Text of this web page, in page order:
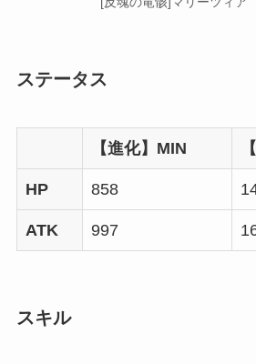
ステータス
【進化】MIN
HP 858
ATK 997
スキル